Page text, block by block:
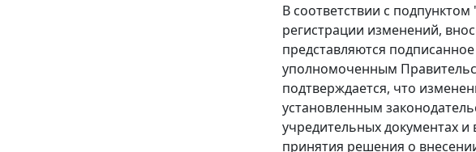
В соответствии с
регистрации изменений,
представляются
уполномоченным
подтверждается, что
установленным
учредительных документах
принятия решения о